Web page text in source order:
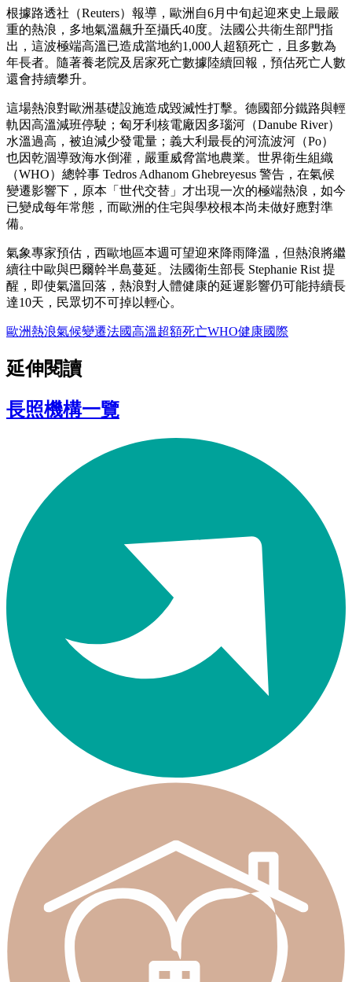
根據路透社（Reuters）報導，歐洲自6月中旬起迎來史上最嚴
重的熱浪，多地氣溫飆升至攝氏40度。法國公共衛生部門指
出，這波極端高溫已造成當地約1,000人超額死亡，且多數為
年長者。隨著養老院及居家死亡數據陸續回報，預估死亡人數
還會持續攀升。
這場熱浪對歐洲基礎設施造成毀滅性打擊。德國部分鐵路與輕
軌因高溫減班停駛；匈牙利核電廠因多瑙河（Danube River）
水溫過高，被迫減少發電量；義大利最長的河流波河（Po）
也因乾涸導致海水倒灌，嚴重威脅當地農業。世界衛生組織
（WHO）總幹事 Tedros Adhanom Ghebreyesus 警告，在氣候
變遷影響下，原本「世代交替」才出現一次的極端熱浪，如今
已變成每年常態，而歐洲的住宅與學校根本尚未做好應對準
備。
氣象專家預估，西歐地區本週可望迎來降雨降溫，但熱浪將繼
續往中歐與巴爾幹半島蔓延。法國衛生部長 Stephanie Rist 提
醒，即使氣溫回落，熱浪對人體健康的延遲影響仍可能持續長
達10天，民眾切不可掉以輕心。
歐洲熱浪氣候變遷法國高溫超額死亡WHO健康國際
延伸閱讀
長照機構一覽